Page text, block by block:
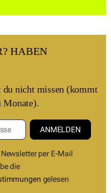
HABEN
nicht missen (kommt
Monate).
per E-Mail
die
gelesen